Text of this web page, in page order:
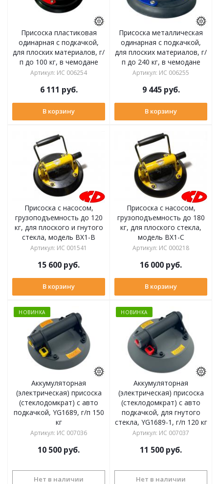
Присоска пластиковая
одинарная с подкачкой,
для плоских материалов, г/
п до 100 кг, в чемодане
Артикул: ИС 006254
6 111 руб.
В корзину
Присоска металлическая
одинарная с подкачкой,
для плоских материалов, г/
п до 240 кг, в чемодане
Артикул: ИС 006255
9 445руб.
В корзину
Присоска с насосом,
грузоподъемность до 120
кг, для плоского и гнутого
стекла, модель BX1-B
Артикул: ИС 001541
15 600 руб.
В корзину
Присоска с насосом,
грузоподъемность до 180
кг, для плоского стекла,
модель BX1-C
Артикул: ИС 000218
16 000 руб.
В корзину
НОВИНКА
Аккумуляторная
(электрическая) присоска
(стеклодомкрат) с авто
подкачкой, YG1689, г/п 150
кг
Артикул: ИС 007036
10 500 руб.
Нет в наличии
НОВИНКА
Аккумуляторная
(электрическая) присоска
(стеклодомкрат) с авто
подкачкой, для гнутого
стекла, YG1689-1, г/п 120 кг
Артикул: ИС 007037
11 500 руб.
Нет в наличии